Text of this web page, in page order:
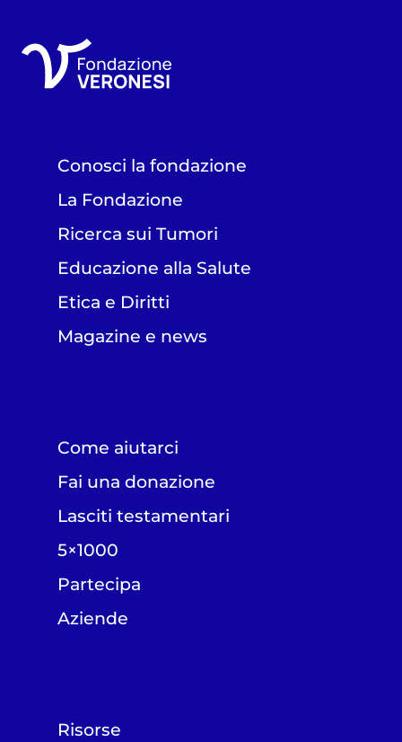
Conosci la fondazione
La Fondazione
Ricerca sui Tumori
Educazione alla Salute
Etica e Diritti
Magazine e news
Come aiutarci
Fai una donazione
Lasciti testamentari
5×1000
Partecipa
Aziende
Risorse